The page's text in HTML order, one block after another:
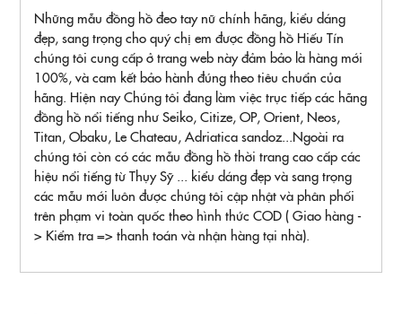
Những mẫu đồng hồ đeo tay nữ chính hãng, kiểu dáng
đẹp, sang trọng cho quý chị em được đồng hồ Hiếu Tín
chúng tôi cung cấp ở trang web này đảm bảo là hàng mới
100%, và cam kết bảo hành đúng theo tiêu chuẩn của
hãng. Hiện nay Chúng tôi đang làm việc trục tiếp các hãng
đồng hồ nổi tiếng như Seiko, Citize, OP, Orient, Neos,
Titan, Obaku, Le Chateau, Adriatica sandoz...Ngoài ra
chúng tôi còn có các mẫu đồng hồ thời trang cao cấp các
hiệu nổi tiếng từ Thụy Sỹ ... kiểu dáng đẹp và sang trọng
các mẫu mới luôn được chúng tôi cập nhật và phân phối
trên phạm vi toàn quốc theo hình thức COD ( Giao hàng -
> Kiểm tra => thanh toán và nhận hàng tại nhà).